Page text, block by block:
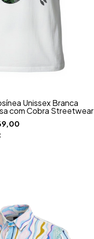
Unissex Branca
com Cobra Streetwear